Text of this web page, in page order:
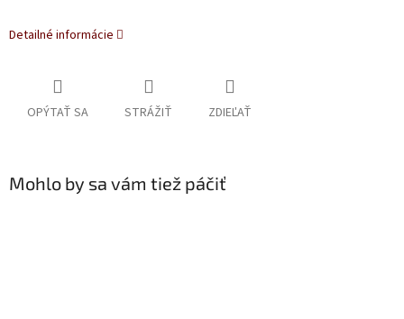
Detailné informácie
OPÝTAŤ SA STRÁŽIŤ ZDIEĽAŤ
Mohlo by sa vám tiež páčiť